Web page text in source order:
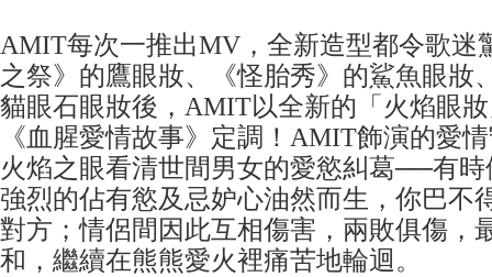
AMIT每次一推出MV，全新造型都令歌迷
之祭》的鷹眼妝、《怪胎秀》的鯊魚眼妝
貓眼石眼妝後，AMIT以全新的「火焰眼
《血腥愛情故事》定調！AMIT飾演的愛
火焰之眼看清世間男女的愛慾糾葛──有
強烈的佔有慾及忌妒心油然而生，你巴不
對方；情侶間因此互相傷害，兩敗俱傷，
和，繼續在熊熊愛火裡痛苦地輪迴。